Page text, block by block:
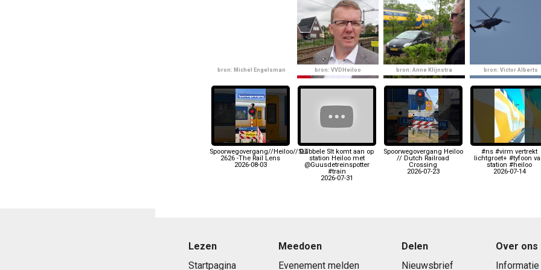
bron: Michel Engelsman bron: VVDHeiloo bron: Anne Klijnstra bron: Victor Alberts
Spoorwegovergang//Heiloo//SLT
2626 -The Rail Lens
2026-08-03
Dubbele Slt komt aan op
station Heiloo met
@Guusdetreinspotter
#train
2026-07-31
Spoorwegovergang Heiloo
// Dutch Railroad
Crossing
2026-07-23
#ns #virm vertrekt
lichtgroet+ #tyfoon
station #heiloo
2026-07-14
Lezen
Startpagina
Meedoen
Evenement melden
Delen
Nieuwsbrief
Over ons
Informatie